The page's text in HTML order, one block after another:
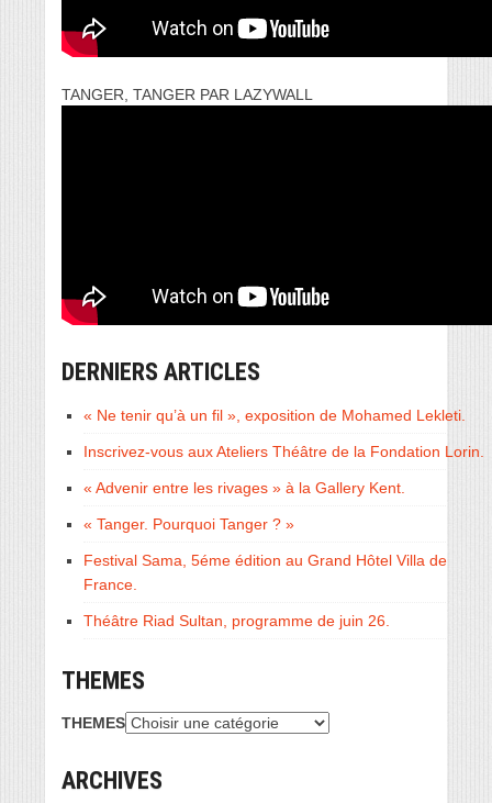
TANGER, TANGER PAR LAZYWALL
DERNIERS ARTICLES
« Ne tenir qu’à un fil », exposition de Mohamed Lekleti.
Inscrivez-vous aux Ateliers Théâtre de la Fondation Lorin.
« Advenir entre les rivages » à la Gallery Kent.
« Tanger. Pourquoi Tanger ? »
Festival Sama, 5éme édition au Grand Hôtel Villa de
France.
Théâtre Riad Sultan, programme de juin 26.
THEMES
THEMES
ARCHIVES